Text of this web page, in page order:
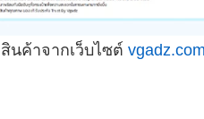
นค้าจากเว็บไซต์